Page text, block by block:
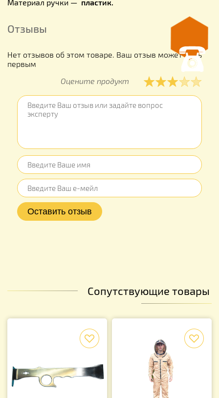
Материал ручки — пластик.
Отзывы
Нет отзывов об этом товаре. Ваш отзыв может быть
первым
Оцените продукт
Сопутствующие товары